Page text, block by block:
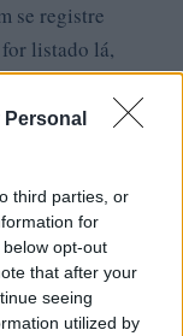
third parties, or
for
opt-out
that after your
seeing
utilized by
se registre
listado lá,
de negociação
terá ótimas
que foi
sede para a Ilha
Binance é